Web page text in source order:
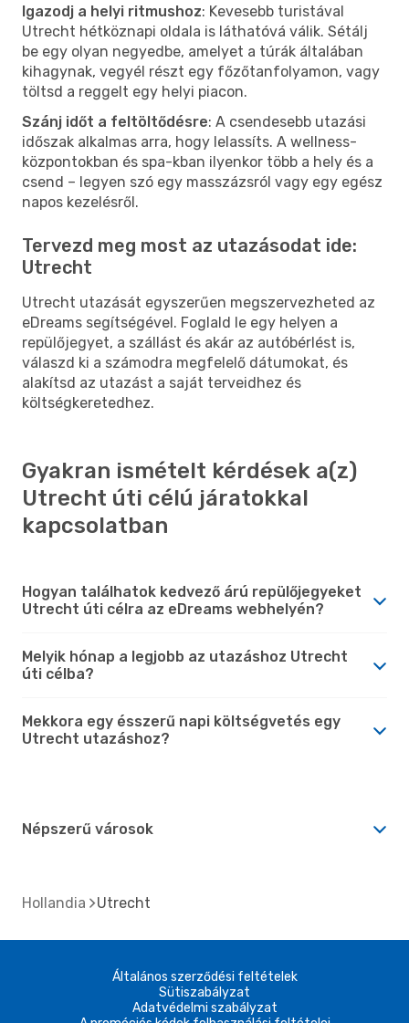
Igazodj a helyi ritmushoz: Kevesebb turistával
Utrecht hétköznapi oldala is láthatóvá válik. Sétálj
be egy olyan negyedbe, amelyet a túrák általában
kihagynak, vegyél részt egy főzőtanfolyamon, vagy
töltsd a reggelt egy helyi piacon.
Szánj időt a feltöltődésre: A csendesebb utazási
időszak alkalmas arra, hogy lelassíts. A wellness-
központokban és spa-kban ilyenkor több a hely és a
csend – legyen szó egy masszázsról vagy egy egész
napos kezelésről.
Tervezd meg most az utazásodat ide:
Utrecht
Utrecht utazását egyszerűen megszervezheted az
eDreams segítségével. Foglald le egy helyen a
repülőjegyet, a szállást és akár az autóbérlést is,
válaszd ki a számodra megfelelő dátumokat, és
alakítsd az utazást a saját terveidhez és
költségkeretedhez.
Gyakran ismételt kérdések a(z)
Utrecht úti célú járatokkal
kapcsolatban
Hogyan találhatok kedvező árú repülőjegyeket
Utrecht úti célra az eDreams webhelyén?
Melyik hónap a legjobb az utazáshoz Utrecht
úti célba?
Mekkora egy ésszerű napi költségvetés egy
Utrecht utazáshoz?
Népszerű városok
Hollandia Utrecht
Általános szerződési feltételek
Sütiszabályzat
Adatvédelmi szabályzat